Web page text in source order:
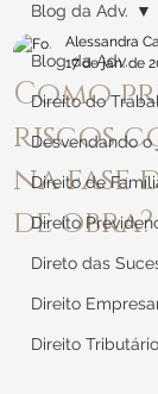
Blog da Adv.
Direito do
Desvendando o
Direito de
Direito
Direto das
Direito
Direito Tributário
Blog da Adv.
Como
riscos
na fase
de obra?
Alessandra
17 de jan. de